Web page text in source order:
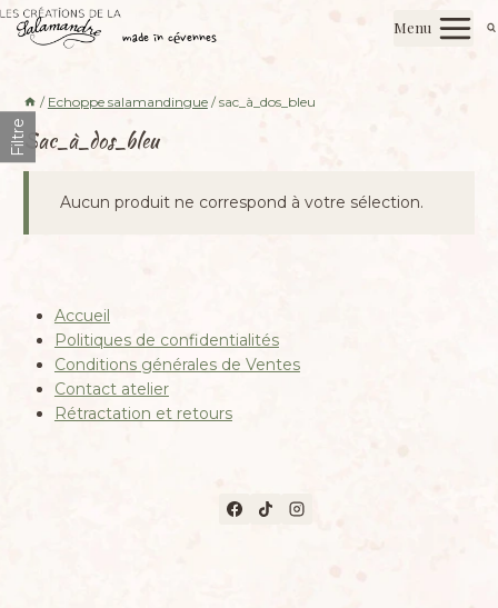
Aller
au
made in cévennes
Menu
/ Echoppe salamandingue / sac_à_dos_bleu
Sac_à_dos_bleu
Aucun produit ne correspond à votre sélection.
Accueil
Politiques de confidentialités
Conditions générales de Ventes
Contact atelier
Rétractation et retours
Filtre